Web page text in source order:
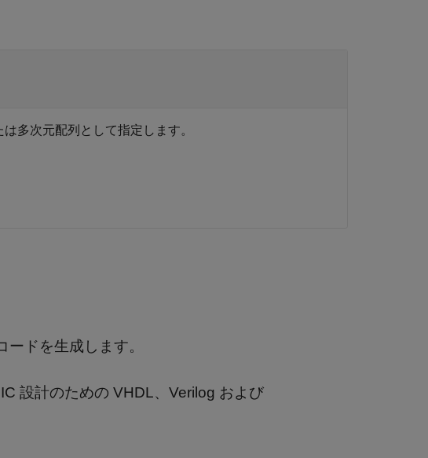
多次元配列として指定します。
ドを生成します。
設計のための VHDL、Verilog および